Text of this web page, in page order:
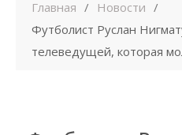
Главная
Новости
Футболист Руслан
телеведущей, которая